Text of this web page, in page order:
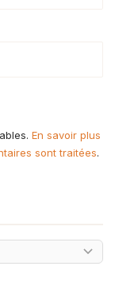
En savoir plus
sont traitées.